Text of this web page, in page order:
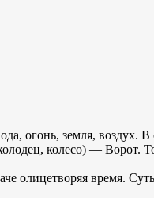
огонь, земля, воздух.
колесо) —
олицетворяя время.